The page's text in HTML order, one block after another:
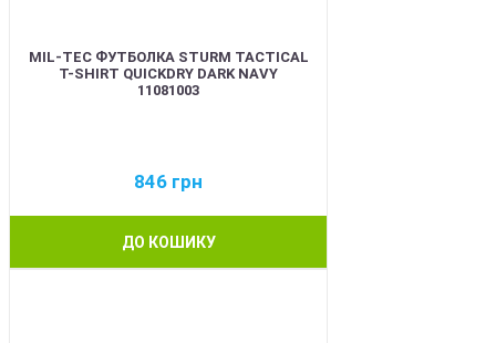
MIL-TEC ФУТБОЛКА STURM TACTICAL
T-SHIRT QUICKDRY DARK NAVY
11081003
846 грн
ДО КОШИКУ